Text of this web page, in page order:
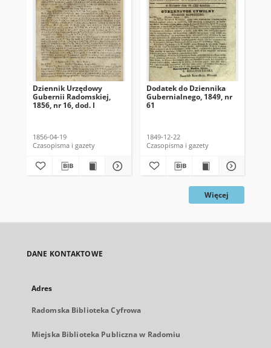
Dziennik Urzędowy
Gubernii Radomskiej,
1856, nr 16, dod. I
1856-04-19
Czasopisma i gazety
Dodatek do Dziennika
Gubernialnego, 1849, nr
61
1849-12-22
Czasopisma i gazety
Więcej
DANE KONTAKTOWE
Adres
Radomska Biblioteka Cyfrowa
Miejska Biblioteka Publiczna w Radomiu